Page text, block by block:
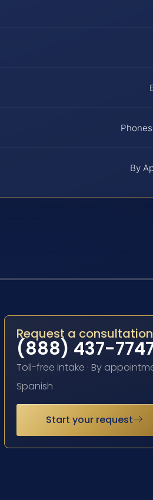
By
Request a consultation
(888) 437-
Toll-free intake · By
Spanish
Start your request